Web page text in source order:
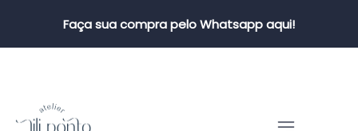
Faça sua compra pelo Whatsapp aqui!